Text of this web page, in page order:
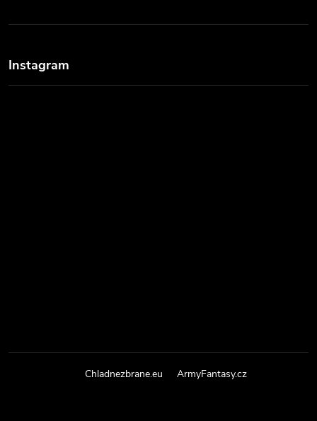
Instagram
Chladnezbrane.eu ArmyFantasy.cz